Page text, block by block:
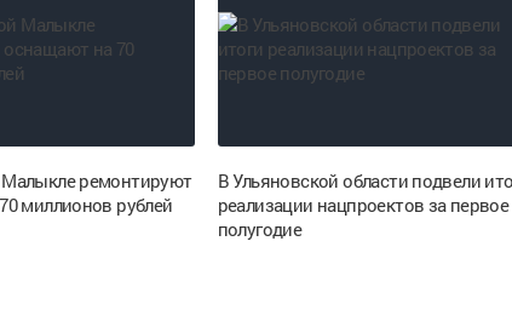
ремонтируют
миллионов рублей
В Ульяновской области подвели
реализации нацпроектов за первое
полугодие